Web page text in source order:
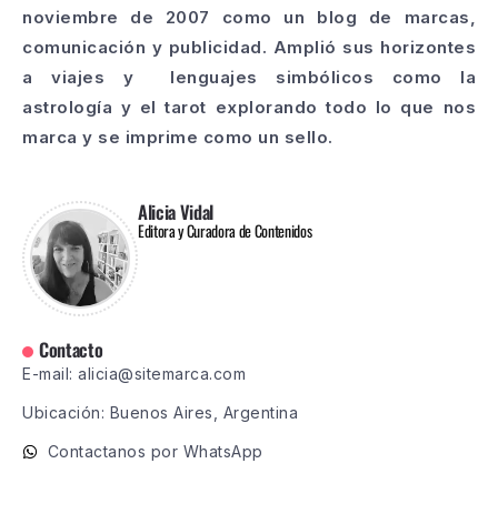
noviembre de 2007 como un blog de marcas,
comunicación y publicidad. Amplió sus horizontes
a viajes y lenguajes simbólicos como la
astrología y el tarot explorando todo lo que nos
marca y se imprime como un sello.
Alicia Vidal
Editora y Curadora de Contenidos
Contacto
E-mail: alicia@sitemarca.com
Ubicación: Buenos Aires, Argentina
Contactanos por WhatsApp